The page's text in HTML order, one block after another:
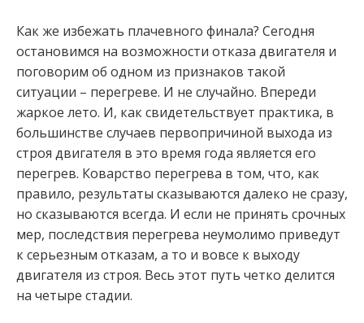
Как же избежать плачевного финала? Сегодня
остановимся на возможности отказа двигателя и
поговорим об одном из признаков такой
ситуации – перегреве. И не случайно. Впереди
жаркое лето. И, как свидетельствует практика, в
большинстве случаев первопричиной выхода из
строя двигателя в это время года является его
перегрев. Коварство перегрева в том, что, как
правило, результаты сказываются далеко не сразу,
но сказываются всегда. И если не принять срочных
мер, последствия перегрева неумолимо приведут
к серьезным отказам, а то и вовсе к выходу
двигателя из строя. Весь этот путь четко делится
на четыре стадии.